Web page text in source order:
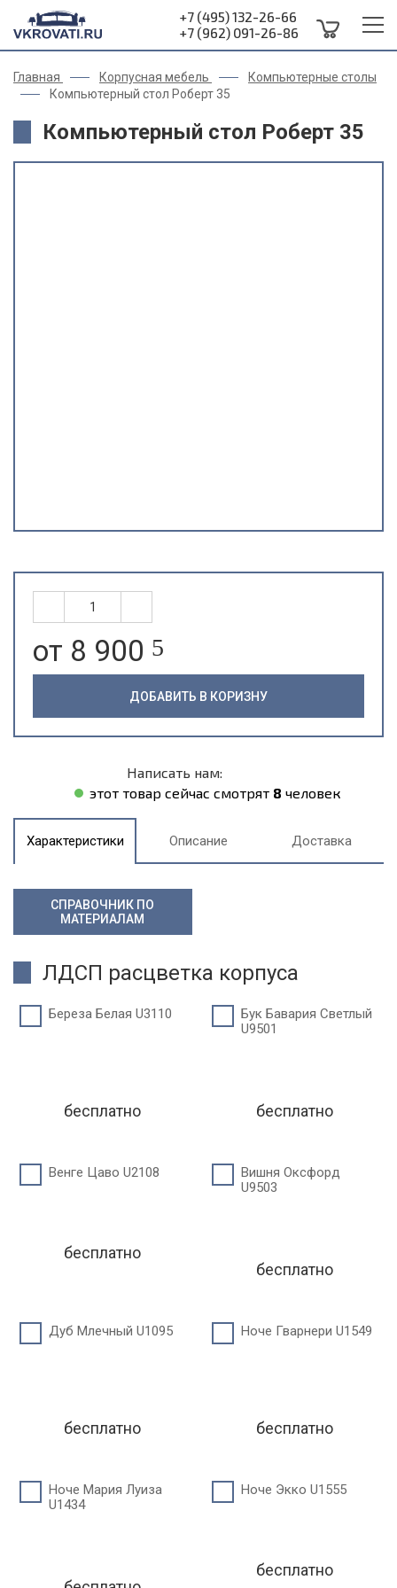
+7 (495) 132-26-66
+7 (962) 091-26-86
Главная Корпусная мебель
Компьютерные столы
Компьютерный стол Роберт 35
Компьютерный стол Роберт 35
от 8 900 5
ДОБАВИТЬ В КОРИЗНУ
Написать нам:
этот товар сейчас смотрят 8 человек
Характеристики Описание Доставка
СПРАВОЧНИК ПО
МАТЕРИАЛАМ
ЛДСП расцветка корпуса
Береза Белая U3110
бесплатно
Бук Бавария Светлый
U9501
бесплатно
Венге Цаво U2108
бесплатно
Вишня Оксфорд
U9503
бесплатно
Дуб Млечный U1095
бесплатно
Ноче Гварнери U1549
бесплатно
Ноче Мария Луиза
U1434
Ноче Экко U1555
бесплатно